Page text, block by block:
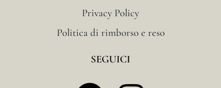
Privacy Policy
Politica di rimborso e reso
SEGUICI